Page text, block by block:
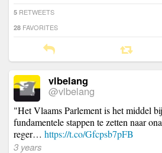
5 RETWEETS
28 FAVORITES
vlbelang
@vlbelang
"Het Vlaams Parlement is het middel
fundamentele stappen te zetten naar
reger… https://t.co/Gfcpsb7pFB
3 years